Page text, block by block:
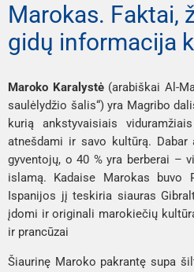
Marokas. Faktai,
gidų informacija
Maroko Karalystė (arabiškai Al-
saulėlydžio šalis“) yra Magribo
kurią ankstyvaisiais
atnešdami ir savo kultūrą. Dabar
gyventojų, o 40 % yra berberai –
islamą. Kadaise Marokas buvo
Ispanijos jį teskiria siauras
įdomi ir originali marokiečių
ir prancūzai
Šiaurinę Maroko pakrantę supa